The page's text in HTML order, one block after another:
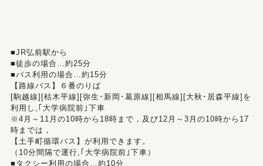
■JR弘前駅から
■徒歩の場合…約25分
■バス利用の場合…約15分
【路線バス】６番のりば
[駒越線][枯木平線][弥生･新岡･葛原線][相馬線][大秋･居森平線]を
利用し,｢大学病院前｣下車
※4月～11月の10時から18時まで，及び12月～3月の10時から17
時までは，
【土手町循環バス】が利用できます。
（10分間隔で運行,｢大学病院前｣下車）
■タクシー利用の場合…約10分